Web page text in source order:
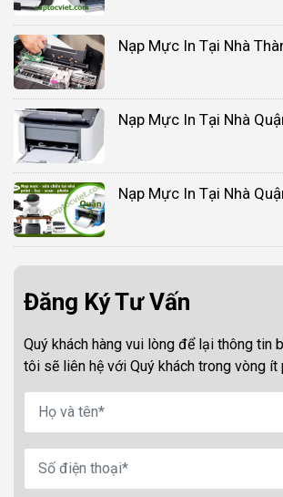
Nạp Mực In Tại Nhà
Nạp Mực In Tại Nhà
Nạp Mực In Tại Nhà
Đăng Ký Tư Vấn
Quý khách hàng vui lòng để lại thông tin
tôi sẽ liên hệ với Quý khách trong vòng ít